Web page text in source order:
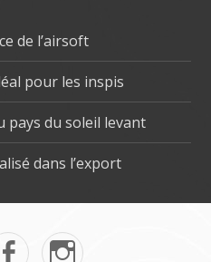
de l’airsoft
pour les inspis
pays du soleil levant
dans l’export
La
Mon